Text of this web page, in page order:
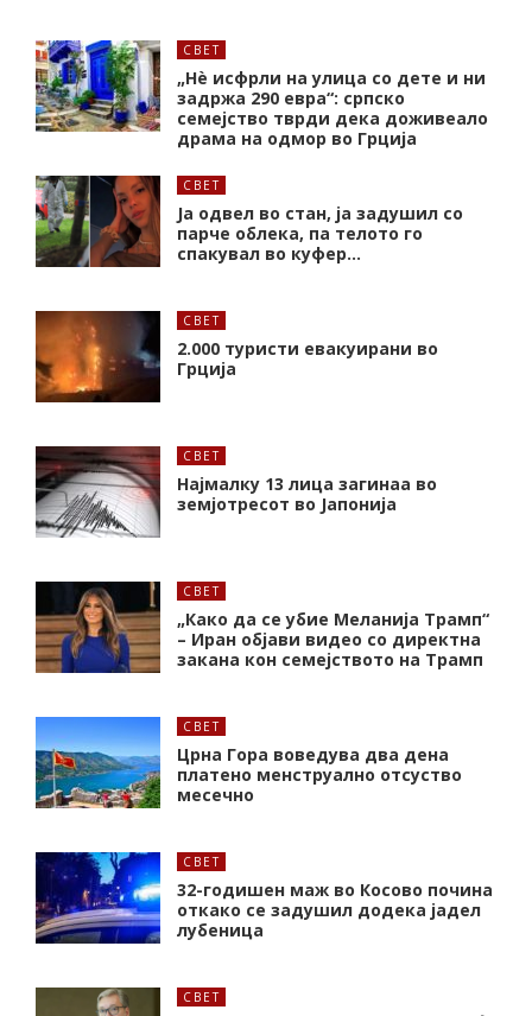
СВЕТ
„Нѐ исфрли на улица со дете и ни
задржа 290 евра“: српско
семејство тврди дека доживеало
драма на одмор во Грција
СВЕТ
Ја одвел во стан, ја задушил со
парче облека, па телото го
спакувал во куфер…
СВЕТ
2.000 туристи евакуирани во
Грција
СВЕТ
Најмалку 13 лица загинаа во
земјотресот во Јапонија
СВЕТ
„Како да се убие Меланија Трамп“
– Иран објави видео со директна
закана кон семејството на Трамп
СВЕТ
Црна Гора воведува два дена
платено менструално отсуство
месечно
СВЕТ
32-годишен маж во Косово почина
откако се задушил додека јадел
лубеница
СВЕТ